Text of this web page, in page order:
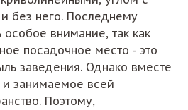
без него. Последнему
внимание, так как
посадочное место - это
заведения. Однако вместе
и занимаемое всей
Поэтому,